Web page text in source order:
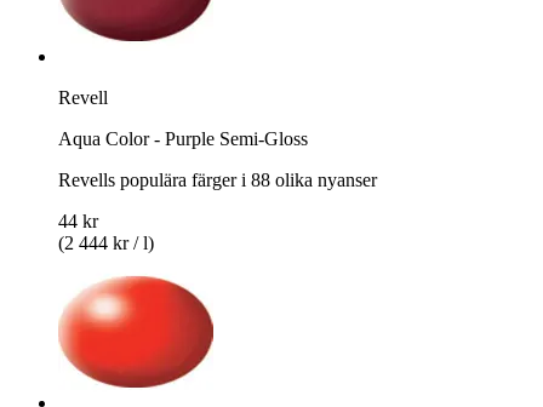
Revell
Aqua Color - Purple Semi-Gloss
Revells populära färger i 88 olika nyanser
44 kr
(2 444 kr / l)